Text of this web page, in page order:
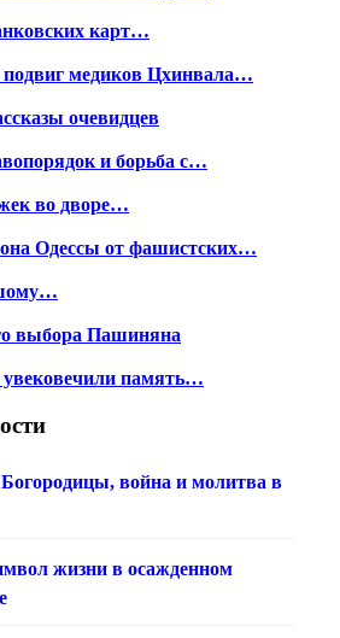
карт…
подвиг медиков Цхинвала…
очевидцев
и борьба с…
во дворе…
Одессы от фашистских…
выбора Пашиняна
память…
война и молитва в
жизни в осажденном